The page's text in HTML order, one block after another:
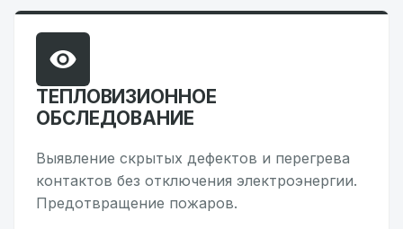
ТЕПЛОВИЗИОННОЕ
ОБСЛЕДОВАНИЕ
Выявление скрытых дефектов и перегрева
контактов без отключения электроэнергии.
Предотвращение пожаров.